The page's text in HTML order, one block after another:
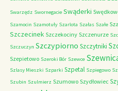
Swarzędz Swornegacie Swąderki
Szamocin Szamotuły Szarlota Szałas Szałe
Szczecinek Szczekociny Szczenurze
Szczuczyn Szczypiorno Szczytniki
Szepietowo Szeroki Bór Szewce
Szlasy Mieszki Szparki Szpetal Szpiegowo
Szubin Szulmierz Szumowo Szydłowiec